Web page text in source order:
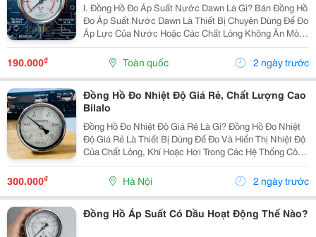
I. Đồng Hồ Đo Áp Suất Nước Dawn Là Gì? Bán Đồng Hồ
Đo Áp Suất Nước Dawn Là Thiết Bị Chuyên Dùng Để Đo
Áp Lực Của Nước Hoặc Các Chất Lỏng Không Ăn Mòn
Trong Đường Ống, Bồn Chứa Và Hệ Thống Kỹ Thuật.
Sản Phẩm Được Sản Xuất Theo Tiêu Chuẩn Chất
Lượng...
190.000₫ Toàn quốc 2 ngày trước
Đồng Hồ Đo Nhiệt Độ Giá Rẻ, Chất Lượng Cao
Bilalo
Đồng Hồ Đo Nhiệt Độ Giá Rẻ Là Gì? Đồng Hồ Đo Nhiệt
Độ Giá Rẻ Là Thiết Bị Dùng Để Đo Và Hiển Thị Nhiệt Độ
Của Chất Lỏng, Khí Hoặc Hơi Trong Các Hệ Thống Công
Nghiệp, Dân Dụng Và Thương Mại. Dù Có Mức Giá Hợp
Lý, Các Sản Phẩm Chất Lượng Vẫn Đáp Ứng...
300.000₫ Hà Nội 2 ngày trước
Đồng Hồ Áp Suất Có Dầu Hoạt Động Thế Nào?